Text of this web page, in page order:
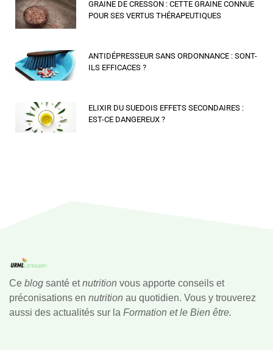
GRAINE DE CRESSON : CETTE GRAINE CONNUE
POUR SES VERTUS THÉRAPEUTIQUES
ANTIDÉPRESSEUR SANS ORDONNANCE : SONT-
ILS EFFICACES ?
ELIXIR DU SUEDOIS EFFETS SECONDAIRES :
EST-CE DANGEREUX ?
Ce blog santé etnutrition vous apporte conseils et
préconisations en nutrition au quotidien. Vous y trouverez
aussi des actualités sur la Formation et le Bien être.